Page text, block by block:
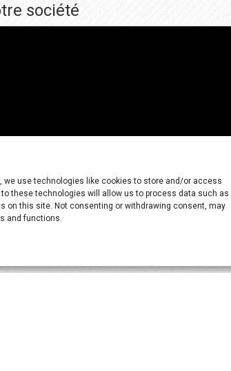
we use technologies like cookies to store and/or access
these technologies will allow us to process data such as
on this site. Not consenting or withdrawing consent, may
and functions.
société